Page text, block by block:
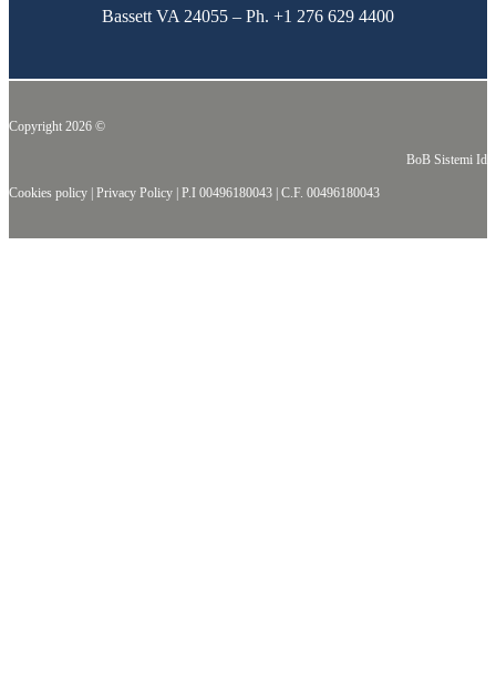
Bassett VA 24055 – Ph. +1 276 629 4400
Copyright 2026 ©
BoB Sistemi
Cookies policy | Privacy Policy | P.I 00496180043 | C.F. 00496180043